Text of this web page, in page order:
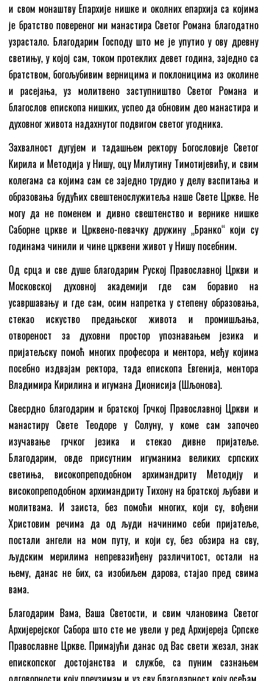
и свом монаштву Епархије нишке и околних епархија са којима
је братство повереног ми манастира Светог Романа благодатно
узрастало. Благодарим Господу што ме је упутио у ову древну
светињу, у којој сам, током протеклих девет година, заједно са
братством, богољубивим верницима и поклоницима из околине
и расејања, уз молитвено заступништво Светог Романа и
благослов епископа нишких, успео да обновим део манастира и
духовног живота надахнутог подвигом светог угодника.
Захвалност дугујем и тадашњем ректору Богословије Светог
Кирила и Методија у Нишу, оцу Милутину Тимотијевићу, и свим
колегама са којима сам се заједно трудио у делу васпитања и
образовања будућих свештенослужитеља наше Свете Цркве. Не
могу да не поменем и дивно свештенство и вернике нишке
Саборне цркве и Црквено-певачку дружину „Бранко“ који су
годинама чинили и чине црквени живот у Нишу посебним.
Од срца и све душе благодарим Руској Православној Цркви и
Московској духовној академији где сам боравио на
усавршавању и где сам, осим напретка у степену образовања,
стекао искуство предањског живота и промишљања,
отвореност за духовни простор упознавањем језика и
пријатељску помоћ многих професора и ментора, међу којима
посебно издвајам ректора, тада епископа Евгенија, ментора
Владимира Кирилина и игумана Дионисија (Шљонова).
Свесрдно благодарим и братској Грчкој Православној Цркви и
манастиру Свете Теодоре у Солуну, у коме сам започео
изучавање грчког језика и стекао дивне пријатеље.
Благодарим, овде присутним игуманима великих српских
светиња, високопреподобном архимандриту Методију и
високопреподобном архимандриту Тихону на братској љубави и
молитвама. И заиста, без помоћи многих, који су, вођени
Христовим речима да од људи начинимо себи пријатеље,
постали ангели на мом путу, и који су, без обзира на сву,
људским мерилима непревазиђену различитост, остали на
њему, данас не бих, са изобиљем дарова, стајао пред свима
вама.
Благодарим Вама, Ваша Светости, и свим члановима Светог
Архијерејског Сабора што сте ме увели у ред Архијереја Српске
Православне Цркве. Примајући данас од Вас свети жезал, знак
епископског достојанства и службе, са пуним сазнањем